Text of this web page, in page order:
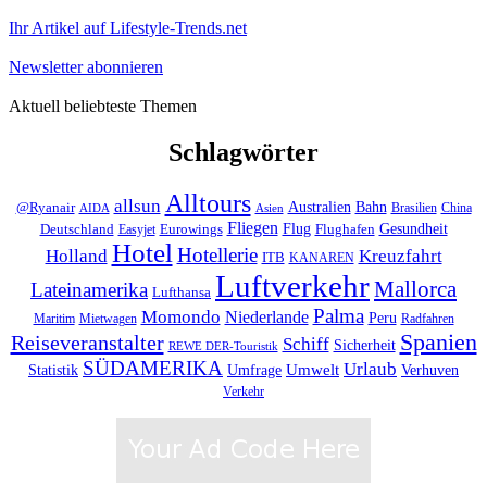
Ihr Artikel auf Lifestyle-Trends.net
Newsletter abonnieren
Aktuell beliebteste Themen
Schlagwörter
@Ryanair AIDA allsun Alltours Asien Australien Bahn Brasilien China
Deutschland Easyjet Eurowings Fliegen Flug Flughafen Gesundheit
Holland Hotel Hotellerie ITB KANAREN Kreuzfahrt
Lateinamerika Lufthansa LuftverkehrMallorca
Maritim Mietwagen Momondo Niederlande Palma Peru Radfahren
Reiseveranstalter REWE DER-Touristik Schiff Sicherheit Spanien
Statistik SÜDAMERIKA Umfrage Umwelt Urlaub Verhuven
Verkehr